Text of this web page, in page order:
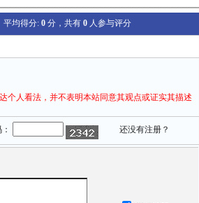
平均得分: 0 分，共有 0 人参与评分
个人看法，并不表明本站同意其观点或证实其描述
还没有注册？